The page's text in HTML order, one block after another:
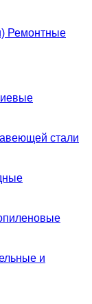
Ремонтные
стали
и